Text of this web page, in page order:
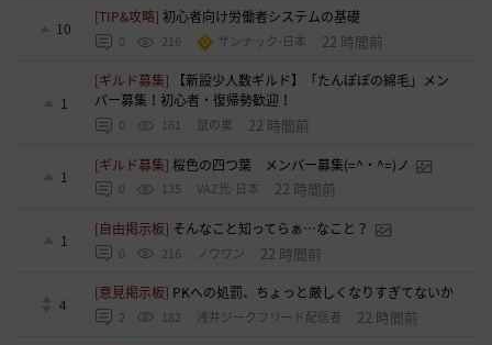
10
[TIP&攻略]初心者向け労働者システムの基礎
0 216 ザンナック-日本 22 時間前
1
[ギルド募集]
【新設少人数ギルド】「たんぽぽの綿毛」メン
バー募集！初心者・復帰勢歓迎！
0 161 鼠の巣 22 時間前
1
[ギルド募集]桜色の四つ葉 メンバー募集(=^・^=)ノ
0 135 VAZ光-日本 22 時間前
1
[自由掲示板] そんなこと知ってらぁ…なこと？
0 216 ノウワン 22 時間前
4
[意見掲示板] PKへの処罰、ちょっと厳しくなりすぎてないか
2 182 浅井ジークフリード配信者 22 時間前